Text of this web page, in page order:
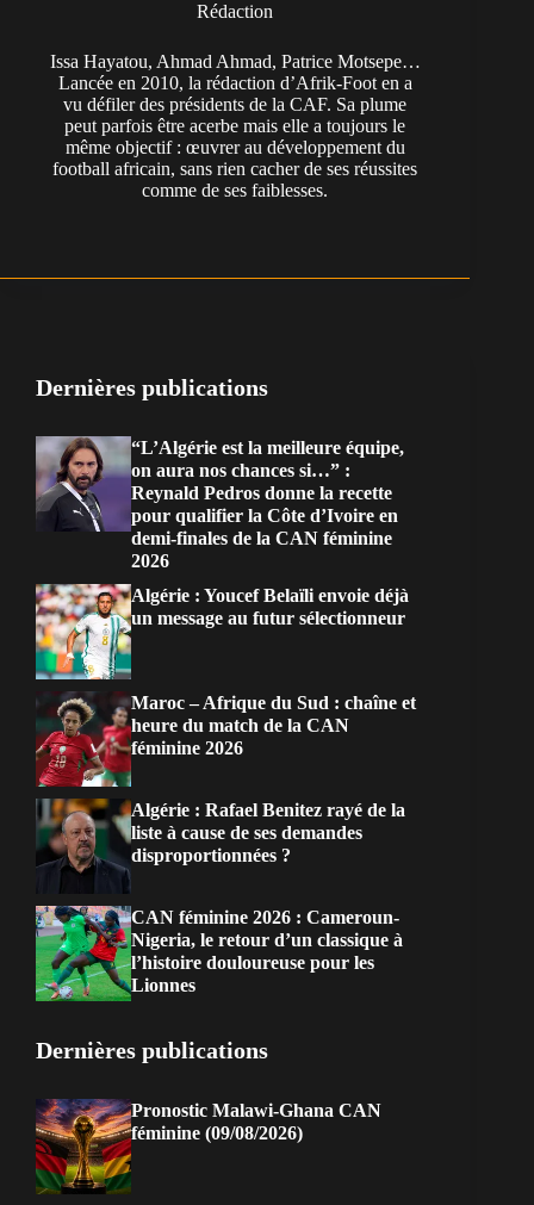
Rédaction
Issa Hayatou, Ahmad Ahmad, Patrice Motsepe…
Lancée en 2010, la rédaction d’Afrik-Foot en a
vu défiler des présidents de la CAF. Sa plume
peut parfois être acerbe mais elle a toujours le
même objectif : œuvrer au développement du
football africain, sans rien cacher de ses réussites
comme de ses faiblesses.
Dernières publications
“L’Algérie est la meilleure équipe,
on aura nos chances si…” :
Reynald Pedros donne la recette
pour qualifier la Côte d’Ivoire en
demi-finales de la CAN féminine
2026
Algérie : Youcef Belaïli envoie déjà
un message au futur sélectionneur
Maroc – Afrique du Sud : chaîne et
heure du match de la CAN
féminine 2026
Algérie : Rafael Benitez rayé de la
liste à cause de ses demandes
disproportionnées ?
CAN féminine 2026 : Cameroun-
Nigeria, le retour d’un classique à
l’histoire douloureuse pour les
Lionnes
Dernières publications
Pronostic Malawi-Ghana CAN
féminine (09/08/2026)